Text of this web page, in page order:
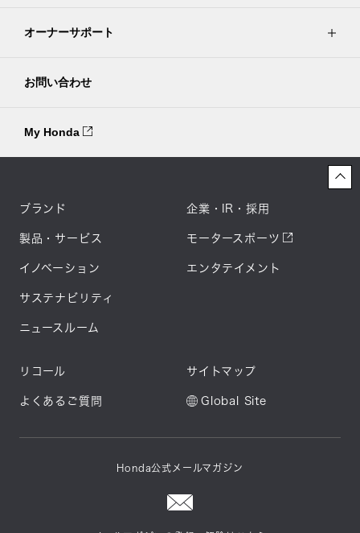
オーナーサポート
お問い合わせ
My Honda
ブランド
製品・サービス
イノベーション
サステナビリティ
ニュースルーム
企業・IR・採用
モータースポーツ
エンタテイメント
リコール
よくあるご質問
サイトマップ
Global Site
Honda公式メールマガジン